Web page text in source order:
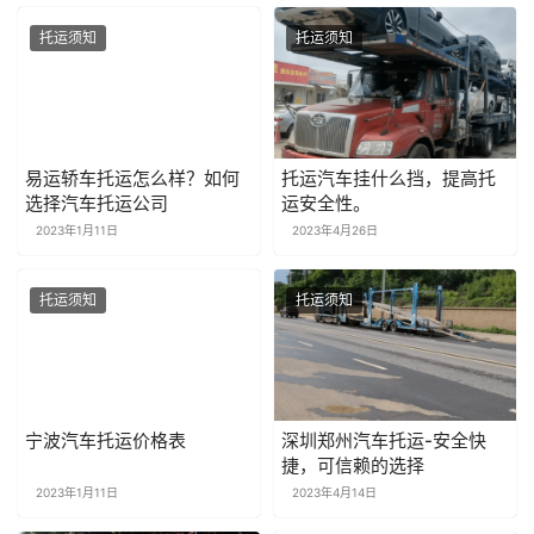
托运须知
易运轿车托运怎么样？如何
选择汽车托运公司
2023年1月11日
托运须知
托运汽车挂什么挡，提高托
运安全性。
2023年4月26日
托运须知
宁波汽车托运价格表
2023年1月11日
托运须知
深圳郑州汽车托运-安全快
捷，可信赖的选择
2023年4月14日